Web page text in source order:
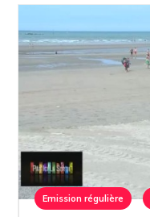
Emission régulière